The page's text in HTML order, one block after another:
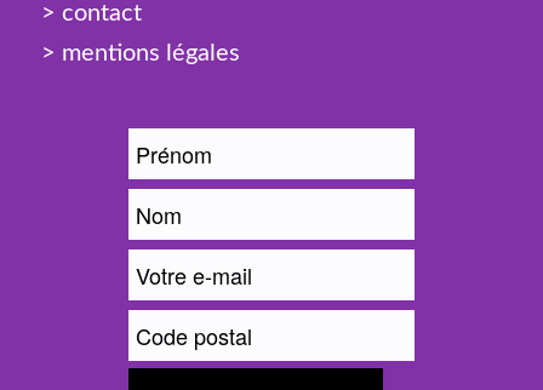
> contact
> mentions légales